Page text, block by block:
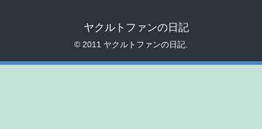
ヤクルトファンの日記
© 2011 ヤクルトファンの日記.